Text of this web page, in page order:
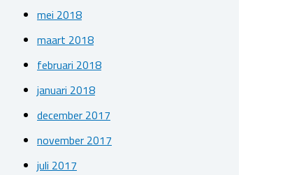
mei 2018
maart 2018
februari 2018
januari 2018
december 2017
november 2017
juli 2017